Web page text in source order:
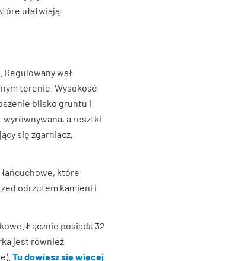
ułatwiają
Regulowany wał
terenie. Wysokość
blisko gruntu i
a resztki
się zgarniacz,
które
odrzutem kamieni i
Łącznie posiada 32
jest również
Tu dowiesz się więcej